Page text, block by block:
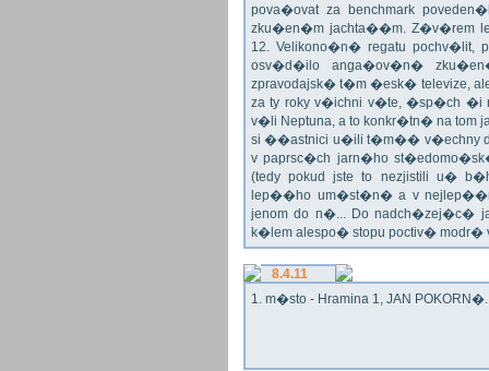
pova�ovat za benchmark
zku�en�m jachta��m. Z�v�rem
12. Velikono�n� regatu
osv�d�ilo anga�ov�n�
zpravodajsk� t�m �esk� televize,
za ty roky v�ichni v�te, �sp�ch
v�li Neptuna, a to konkr�tn� na tom
si ��astnici u�ili t�m�� v�echny
v paprsc�ch jarn�ho
(tedy pokud jste to nezjistili u�
lep��ho um�st�n� a v
jenom do n�... Do nadch�zej�c�
k�lem alespo� stopu poctiv�
8.4.11
1. m�sto - Hramina 1, JAN